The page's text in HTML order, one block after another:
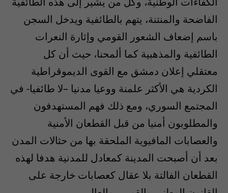
الفاضحة والمنتنة، يتهم بالطائفية ويدخل السجن
باسم إضعاف الشعور القومي وإثارة النعرات
الطائفية والمذهبية كما ألمحنا، حيث أن كل
معتقلي إعلان دمشق مع القوى الديموقراطية
الكردية هي الأكثر علمنة ووعيا مدنيا –لا طائفيا- في
المجتمع السوري، ومع ذلك فهم المستهدفون
والمطلوبون أمنيا من قبل القطعان الأمنية
والعصابات المافيوية الملحقة بها من حثالات المدن
بعد أن أصبحت المدينة كمعادل للمدنية هدفا لهذه
القطعان الفالتة بلا عقال كعصابات خارجة على